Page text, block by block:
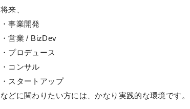
将来、
・事業開発
・営業 / BizDev
・プロデュース
・コンサル
・スタートアップ
などに関わりたい方には、かなり実践的な環境です。